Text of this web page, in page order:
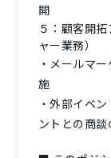
開
５：顧客開
ャー業務）
メールマ
施
外部イベン
ントとの商談